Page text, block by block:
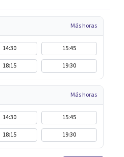
Más horas
14:30
15:45
18:15 19:30
Más horas
14:30
15:45
18:15 19:30